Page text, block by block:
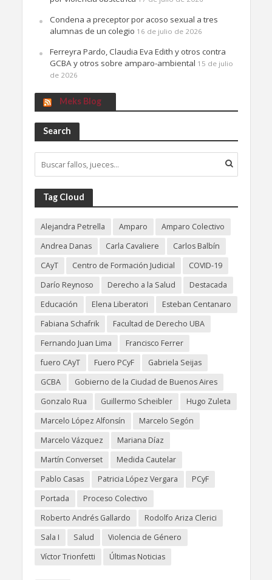
Condena a preceptor por acoso sexual a tres
alumnas de un colegio 16 de julio de 2026
Ferreyra Pardo, Claudia Eva Edith y otros contra
GCBA y otros sobre amparo-ambiental 15 de julio
de 2026
Meks Blog
Search
Tag Cloud
Alejandra Petrella Amparo
Amparo Colectivo
Andrea Danas
Carla Cavaliere
Carlos Balbín
CAyT
Centro de Formación Judicial
COVID-19
Darío Reynoso
Derecho a la Salud
Destacada
Educación
Elena Liberatori
Esteban Centanaro
Fabiana Schafrik
Facultad de Derecho UBA
Fernando Juan Lima
Francisco Ferrer
fuero CAyT
Fuero PCyF
Gabriela Seijas
GCBA
Gobierno de la Ciudad de Buenos Aires
Gonzalo Rua
Guillermo Scheibler
Hugo Zuleta
Marcelo López Alfonsín
Marcelo Segón
Marcelo Vázquez
Mariana Díaz
Martín Converset
Medida Cautelar
Pablo Casas
Patricia López Vergara
PCyF
Portada
Proceso Colectivo
Roberto Andrés Gallardo
Rodolfo Ariza Clerici
Sala I
Salud
Violencia de Género
Víctor Trionfetti
Últimas Noticias